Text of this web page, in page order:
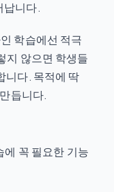
납니다.
학습에선 적극
지 않으면 학생들
니다. 목적에 딱
듭니다.
꼭 필요한 기능